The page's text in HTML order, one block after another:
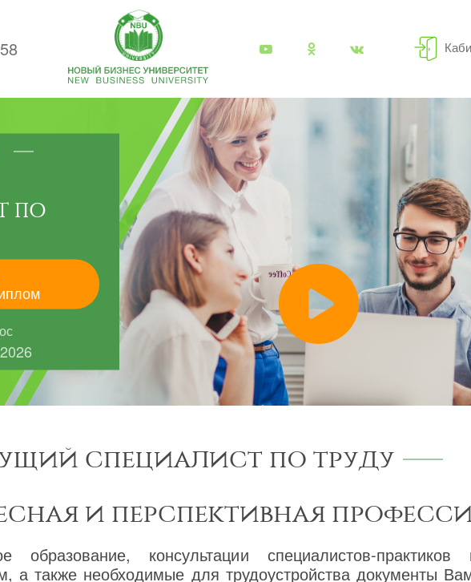
ПО
специалист по труду
и перспективная
образование, консультации специалистов-
а также необходимые для трудоустройства документы